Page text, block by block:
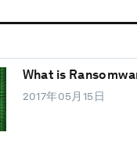
What is
2017年05月15日